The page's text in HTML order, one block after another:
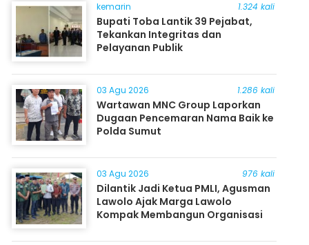
kemarin 1.324 kali
Bupati Toba Lantik 39 Pejabat,
Tekankan Integritas dan
Pelayanan Publik
03 Agu 2026 1.286 kali
Wartawan MNC Group Laporkan
Dugaan Pencemaran Nama Baik ke
Polda Sumut
03 Agu 2026 976 kali
Dilantik Jadi Ketua PMLI, Agusman
Lawolo Ajak Marga Lawolo
Kompak Membangun Organisasi